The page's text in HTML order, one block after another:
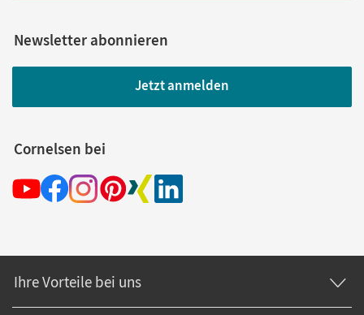
Newsletter abonnieren
Jetzt anmelden
Cornelsen bei
Ihre Vorteile bei uns